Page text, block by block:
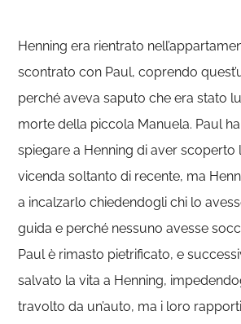
Henning era rientrato
scontrato con Paul, coprendo
perché aveva saputo che era stato
morte della piccola Manuela. Paul
spiegare a Henning di aver scoperto
vicenda soltanto di recente, ma
a incalzarlo chiedendogli chi lo
guida e perché nessuno avesse
Paul è rimasto pietrificato, e
salvato la vita a Henning,
travolto da un’auto, ma i loro